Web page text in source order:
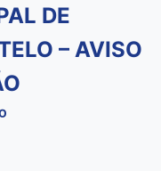
DE
– AVISO